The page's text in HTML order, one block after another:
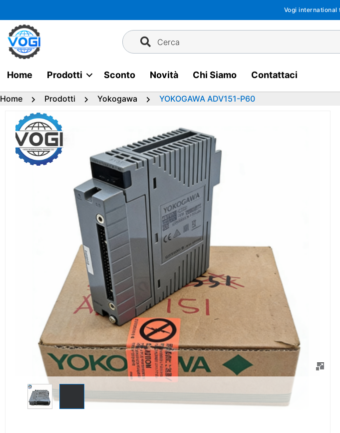
al
contenuto
Vogi international
Cerca
Home Prodotti Sconto Novità Chi Siamo Contattaci
Home Prodotti Yokogawa YOKOGAWA ADV151-P60